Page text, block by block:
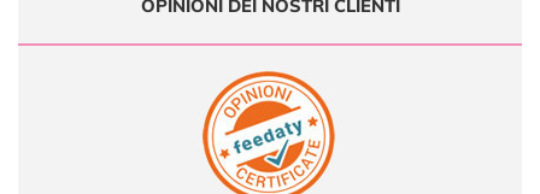
OPINIONI DEI NOSTRI CLIENTI